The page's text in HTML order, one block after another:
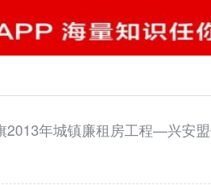
2013年城镇廉租房工程—兴安